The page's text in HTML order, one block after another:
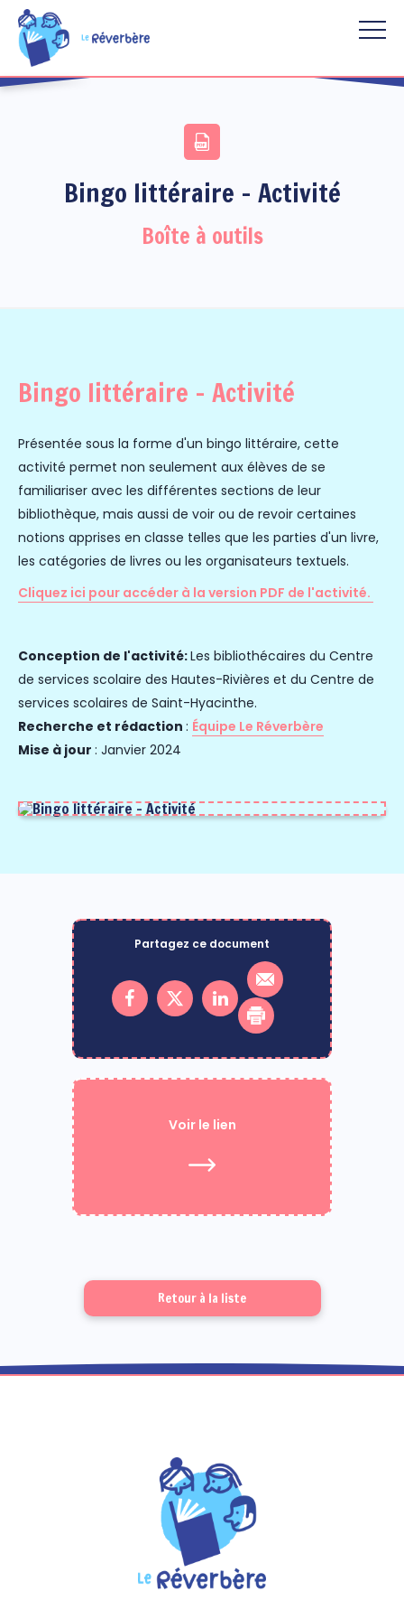
Aller au contenu principal
Bingo littéraire - Activité
Boîte à outils
Bingo littéraire - Activité
Présentée sous la forme d'un bingo littéraire, cette
activité permet non seulement aux élèves de se
familiariser avec les différentes sections de leur
bibliothèque, mais aussi de voir ou de revoir certaines
notions apprises en classe telles que les parties d'un livre,
les catégories de livres ou les organisateurs textuels.
Cliquez ici pour accéder à la version PDF de l'activité.
Conception de l'activité:Les bibliothécaires du Centre
de services scolaire des Hautes-Rivières et du Centre de
services scolaires de Saint-Hyacinthe.
Recherche et rédaction : Équipe Le Réverbère
Mise à jour : Janvier 2024
Partagez ce document
Voir le lien
Retour à la liste